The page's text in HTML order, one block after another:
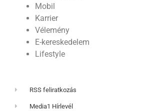
Mobil
Karrier
Vélemény
E-kereskedelem
Lifestyle
RSS feliratkozás
Media1 Hírlevél